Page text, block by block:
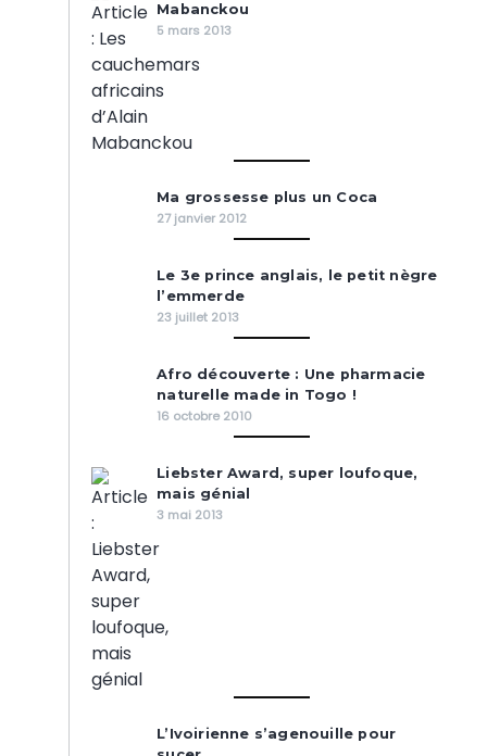
Mabanckou
5 mars 2013
Ma grossesse plus un Coca
27 janvier 2012
Le 3e prince anglais, le petit nègre
l’emmerde
23 juillet 2013
Afro découverte : Une pharmacie
naturelle made in Togo !
16 octobre 2010
Liebster Award, super loufoque,
mais génial
3 mai 2013
L’Ivoirienne s’agenouille pour